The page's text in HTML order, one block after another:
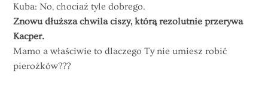
Kuba: No, chociaż tyle dobrego.
Znowu dłuższa chwila ciszy, którą rezolutnie przerywa
Kacper.
Mamo a właściwie to dlaczego Ty nie umiesz robić
pierożków???